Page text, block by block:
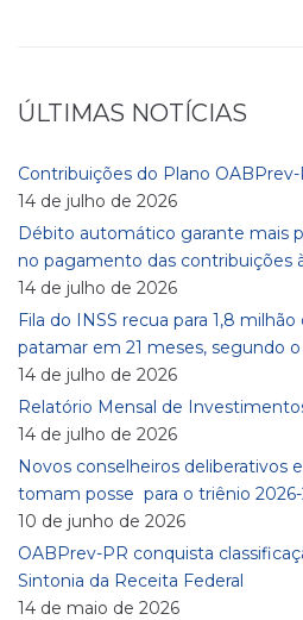
ÚLTIMAS NOTÍCIAS
Contribuições do Plano
14 de julho de 2026
Débito automático garante mais
no pagamento das contribuições
14 de julho de 2026
Fila do INSS recua para 1,8
patamar em 21 meses, segundo
14 de julho de 2026
Relatório Mensal de
14 de julho de 2026
Novos conselheiros deliberativos
tomam posse para o triênio
10 de junho de 2026
OABPrev-PR conquista
Sintonia da Receita Federal
14 de maio de 2026